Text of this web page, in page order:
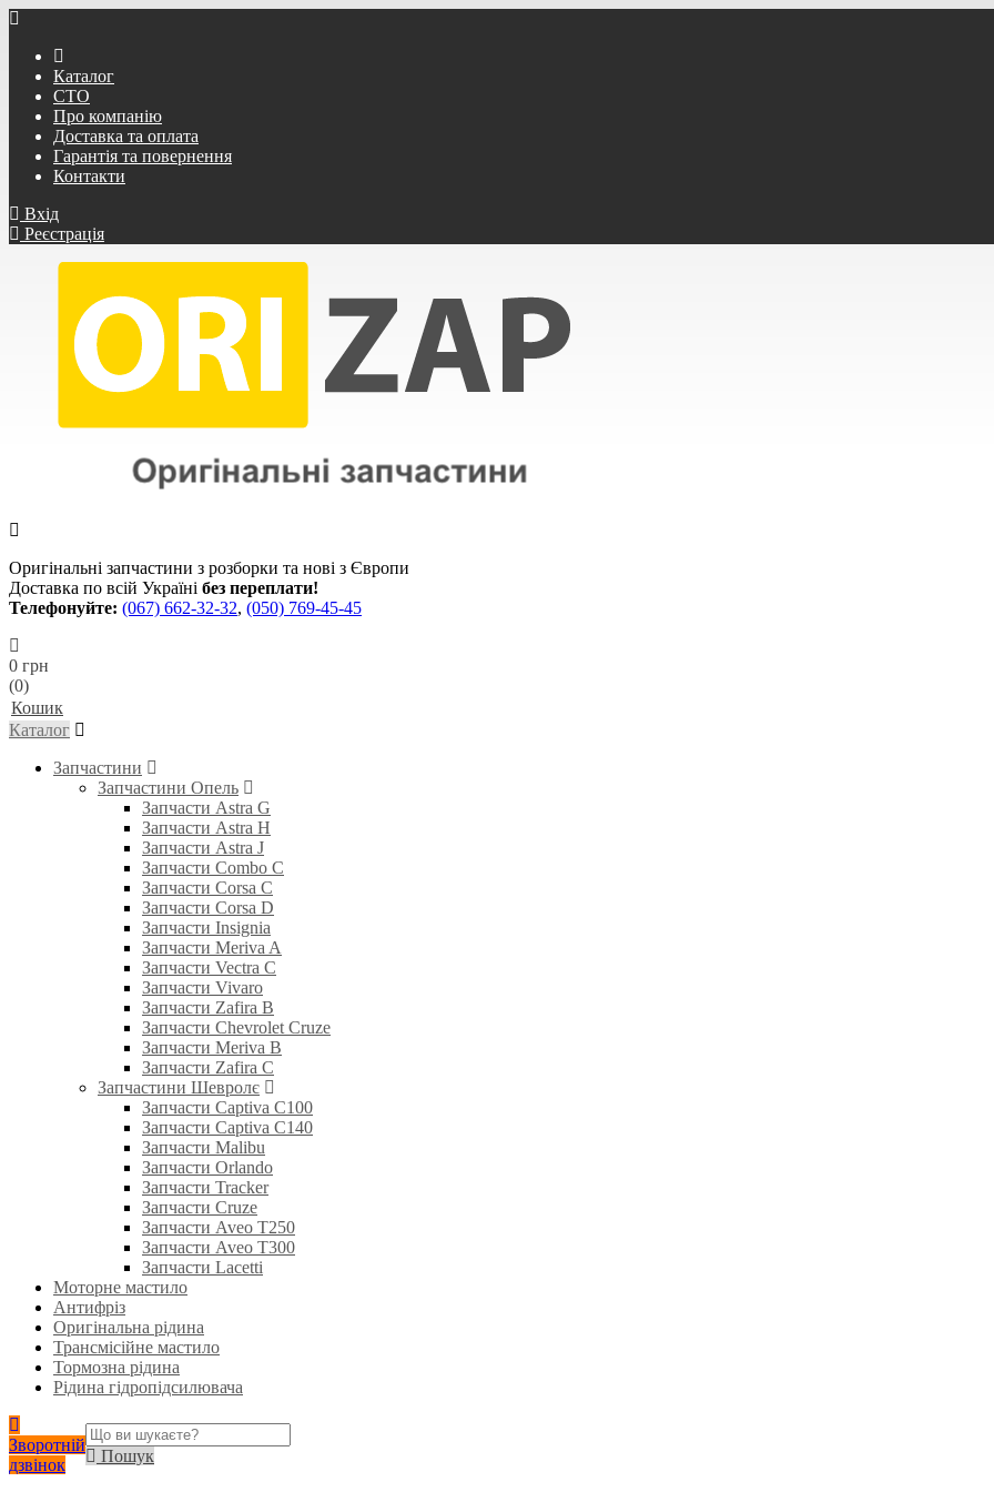
Каталог
СТО
Про компанію
Доставка та оплата
Гарантія та повернення
Контакти
Вхід
Реєстрація
Оригінальні запчастини з розборки та нові з Європи
Доставка по всій Україні без переплати!
Телефонуйте: (067) 662-32-32, (050) 769-45-45
0 грн
(0)
Кошик
Каталог
Запчастини
Запчастини Опель
Запчасти Astra G
Запчасти Astra H
Запчасти Astra J
Запчасти Combo C
Запчасти Corsa C
Запчасти Corsa D
Запчасти Insignia
Запчасти Meriva A
Запчасти Vectra C
Запчасти Vivaro
Запчасти Zafira B
Запчасти Chevrolet Cruze
Запчасти Meriva B
Запчасти Zafira C
Запчастини Шевролє
Запчасти Captiva C100
Запчасти Captiva C140
Запчасти Malibu
Запчасти Orlando
Запчасти Tracker
Запчасти Cruze
Запчасти Aveo T250
Запчасти Aveo T300
Запчасти Lacetti
Моторне мастило
Антифріз
Оригінальна рідина
Трансмісійне мастило
Тормозна рідина
Рідина гідропідсилювача
Зворотній
дзвінок
Пошук